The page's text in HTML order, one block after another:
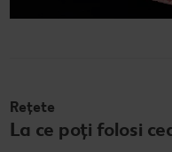
Rețete
La ce poți folosi